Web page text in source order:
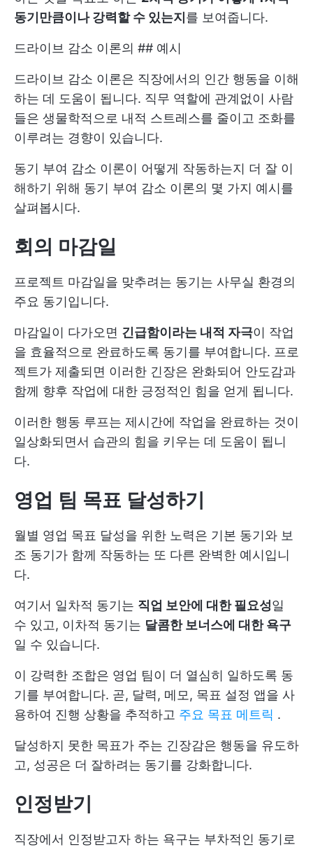
동기만큼이나 강력할 수 있는지를 보여줍니다.
드라이브 감소 이론의 ## 예시
드라이브 감소 이론은 직장에서의 인간 행동을 이해
하는 데 도움이 됩니다. 직무 역할에 관계없이 사람
들은 생물학적으로 내적 스트레스를 줄이고 조화를
이루려는 경향이 있습니다.
동기 부여 감소 이론이 어떻게 작동하는지 더 잘 이
해하기 위해 동기 부여 감소 이론의 몇 가지 예시를
살펴봅시다.
회의 마감일
프로젝트 마감일을 맞추려는 동기는 사무실 환경의
주요 동기입니다.
마감일이 다가오면 긴급함이라는 내적 자극이 작업
을 효율적으로 완료하도록 동기를 부여합니다. 프로
젝트가 제출되면 이러한 긴장은 완화되어 안도감과
함께 향후 작업에 대한 긍정적인 힘을 얻게 됩니다.
이러한 행동 루프는 제시간에 작업을 완료하는 것이
일상화되면서 습관의 힘을 키우는 데 도움이 됩니
다.
영업 팀 목표 달성하기
월별 영업 목표 달성을 위한 노력은 기본 동기와 보
조 동기가 함께 작동하는 또 다른 완벽한 예시입니
다.
여기서 일차적 동기는 직업 보안에 대한 필요성일
수 있고, 이차적 동기는 달콤한 보너스에 대한 욕구
일 수 있습니다.
이 강력한 조합은 영업 팀이 더 열심히 일하도록 동
기를 부여합니다. 곧, 달력, 메모, 목표 설정 앱을 사
용하여 진행 상황을 추적하고 주요 목표 메트릭 .
달성하지 못한 목표가 주는 긴장감은 행동을 유도하
고, 성공은 더 잘하려는 동기를 강화합니다.
인정받기
직장에서 인정받고자 하는 욕구는 부차적인 동기로